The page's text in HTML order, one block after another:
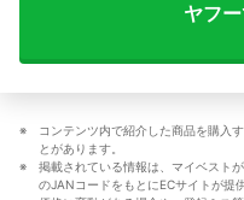
ヤフ
コンテンツ内で紹介した商品を購入
とがあります。
掲載されている情報は、マイベスト
のJANコードをもとにECサイトが提